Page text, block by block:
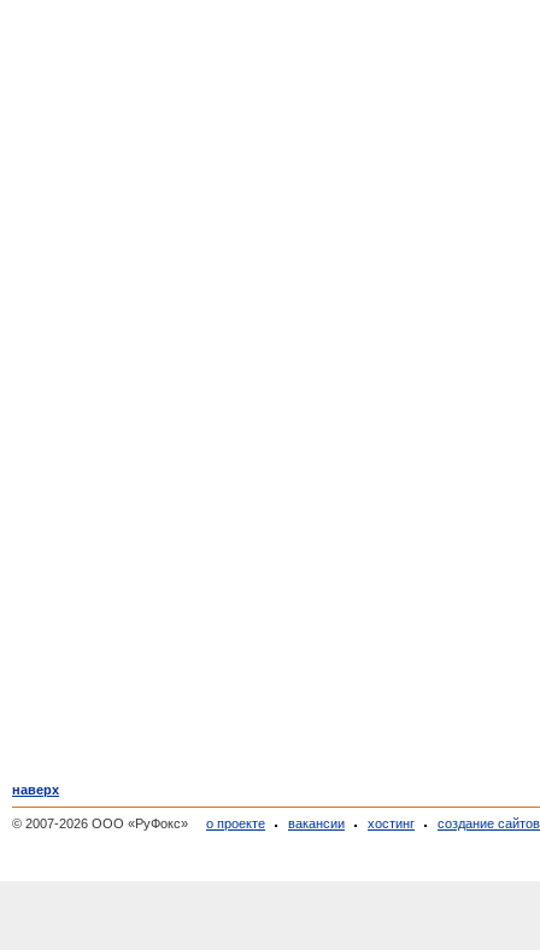
наверх
© 2007-2026 ООО «РуФокс» о проекте вакансии хостинг создание сайтов